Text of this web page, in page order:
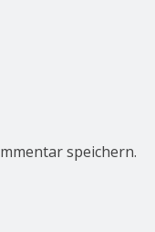
speichern.